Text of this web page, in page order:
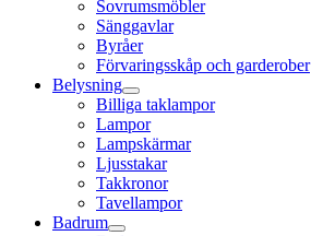
Sovrumsmöbler
Sänggavlar
Byråer
Förvaringsskåp och garderober
Belysning
Billiga taklampor
Lampor
Lampskärmar
Ljusstakar
Takkronor
Tavellampor
Badrum